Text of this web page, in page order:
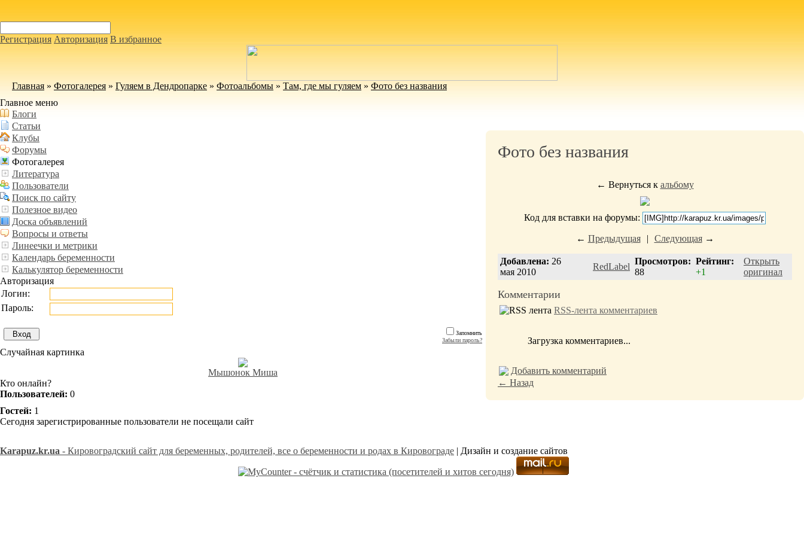
Регистрация Авторизация В избранное
Главная » Фотогалерея » Гуляем в Дендропарке » Фотоальбомы » Там, где мы гуляем » Фото без названия
Главное меню
Блоги
Статьи
Клубы
Форумы
Фотогалерея
Литература
Пользователи
Поиск по сайту
Полезное видео
Доска объявлений
Вопросы и ответы
Линеечки и метрики
Календарь беременности
Калькулятор беременности
Авторизация
Логин:
Пароль:
Запомнить
Забыли пароль?
Случайная картинка
Мышонок Миша
Кто онлайн?
Пользователей: 0
Гостей: 1
Сегодня зарегистрированные пользователи не посещали сайт
Фото без названия
← Вернуться к альбому
Код для вставки на форумы:
← Предыдущая | Следующая→
Добавлена: 26
мая 2010
RedLabel
Просмотров:
88
Рейтинг:
+1
Открыть
оригинал
Комментарии
RSS-лента комментариев
Загрузка комментариев...
Добавить комментарий
← Назад
Karapuz.kr.ua - Кировоградский сайт для беременных, родителей, все о беременности и родах в Кировограде | Дизайн и создание сайтов